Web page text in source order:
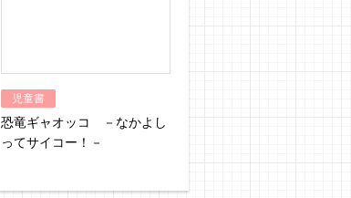
児童書
恐竜ギャオッコ －なかよし
ってサイコー！－